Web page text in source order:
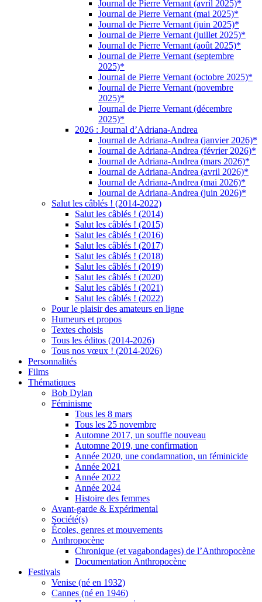
Journal de Pierre Vernant (avril 2025)*
Journal de Pierre Vernant (mai 2025)*
Journal de Pierre Vernant (juin 2025)*
Journal de Pierre Vernant (juillet 2025)*
Journal de Pierre Vernant (août 2025)*
Journal de Pierre Vernant (septembre
2025)*
Journal de Pierre Vernant (octobre 2025)*
Journal de Pierre Vernant (novembre
2025)*
Journal de Pierre Vernant (décembre
2025)*
2026 : Journal d’Adriana-Andrea
Journal de Adriana-Andrea (janvier 2026)*
Journal de Adriana-Andrea (février 2026)*
Journal de Adriana-Andrea (mars 2026)*
Journal de Adriana-Andrea (avril 2026)*
Journal de Adriana-Andrea (mai 2026)*
Journal de Adriana-Andrea (juin 2026)*
Salut les câblés ! (2014-2022)
Salut les câblés ! (2014)
Salut les câblés ! (2015)
Salut les câblés ! (2016)
Salut les câblés ! (2017)
Salut les câblés ! (2018)
Salut les câblés ! (2019)
Salut les câblés ! (2020)
Salut les câblés ! (2021)
Salut les câblés ! (2022)
Pour le plaisir des amateurs en ligne
Humeurs et propos
Textes choisis
Tous les éditos (2014-2026)
Tous nos vœux ! (2014-2026)
Personnalités
Films
Thématiques
Bob Dylan
Féminisme
Tous les 8 mars
Tous les 25 novembre
Automne 2017, un souffle nouveau
Automne 2019, une confirmation
Année 2020, une condamnation, un féminicide
Année 2021
Année 2022
Année 2024
Histoire des femmes
Avant-garde & Expérimental
Société(s)
Écoles, genres et mouvements
Anthropocène
Chronique (et vagabondages) de l’Anthropocène
Documentation Anthropocène
Festivals
Venise (né en 1932)
Cannes (né en 1946)